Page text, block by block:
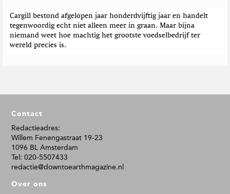
Cargill bestond afgelopen jaar honderdvijftig jaar en handelt
tegenwoordig echt niet alleen meer in graan. Maar bijna
niemand weet hoe machtig het grootste voedselbedrijf ter
wereld precies is.
o
o
Contact
Redactieadres:
Willem Fenengastraat 19-23
1096 BL Amsterdam
Tel: 020-5507433
redactie@downtoearthmagazine.nl
Over ons